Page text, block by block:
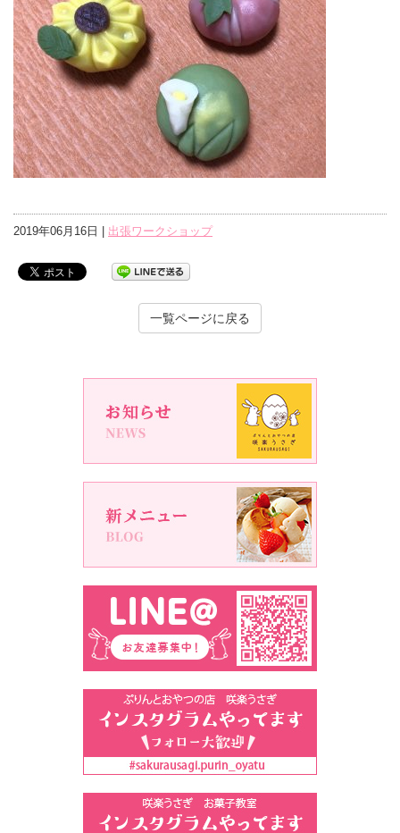
2019年06月16日 | 出張ワークショップ
一覧ページに戻る